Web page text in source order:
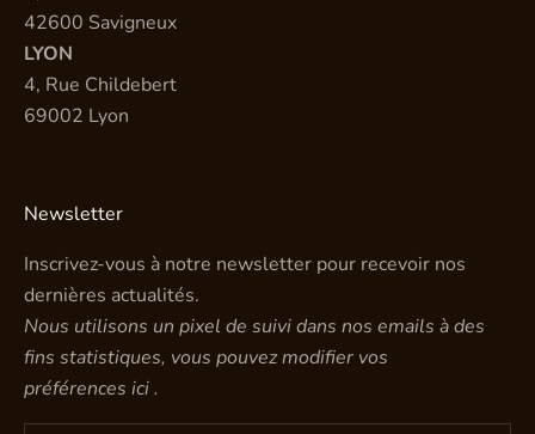
42600 Savigneux
LYON
4, Rue Childebert
69002 Lyon
Newsletter
Inscrivez-vous à notre newsletter pour recevoir nos
dernières actualités.
Nous utilisons un pixel de suivi dans nos emails à des
fins statistiques, vous pouvez modifier vos
préférences ici.